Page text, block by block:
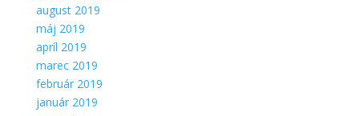
august 2019
máj 2019
apríl 2019
marec 2019
február 2019
január 2019